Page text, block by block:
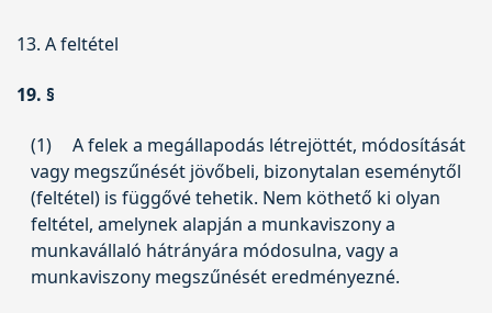
13. A feltétel
19. §
(1)
A felek a megállapodás létrejöttét, módosítását
vagy megszűnését jövőbeli, bizonytalan eseménytől
(feltétel) is függővé tehetik. Nem köthető ki olyan
feltétel, amelynek alapján a munkaviszony a
munkavállaló hátrányára módosulna, vagy a
munkaviszony megszűnését eredményezné.